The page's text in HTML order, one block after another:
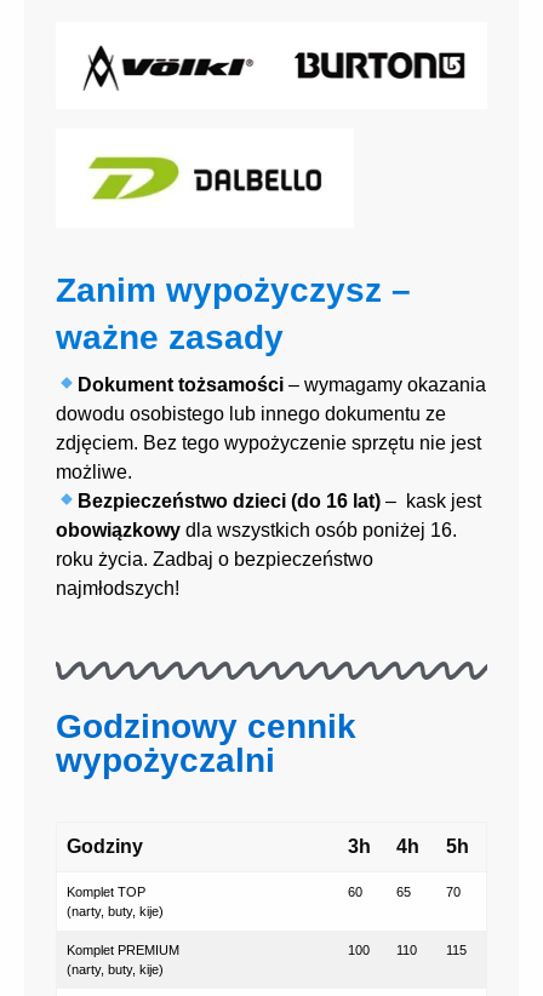
Zanim wypożyczysz –
ważne zasady
Dokument tożsamości – wymagamy okazania
dowodu osobistego lub innego dokumentu ze
zdjęciem. Bez tego wypożyczenie sprzętu nie jest
możliwe.
Bezpieczeństwo dzieci (do 16 lat) – kask jest
obowiązkowy dla wszystkich osób poniżej 16.
roku życia. Zadbaj o bezpieczeństwo
najmłodszych!
Godzinowy cennik
wypożyczalni
Godziny 3h 4h 5h
Komplet TOP
(narty, buty, kije)
60 65 70
Komplet PREMIUM
(narty, buty, kije)
100 110 115